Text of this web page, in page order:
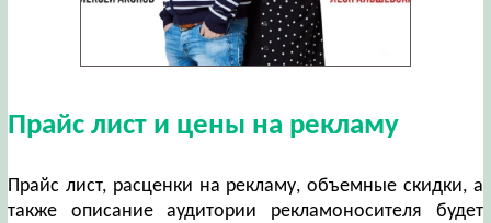
Прайс лист и цены на рекламу
Прайс лист, расценки на рекламу, объемные скидки, а
также описание аудитории рекламоносителя будет